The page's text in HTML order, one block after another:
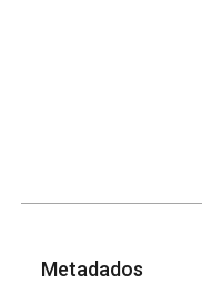
Metadados